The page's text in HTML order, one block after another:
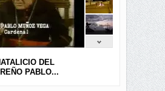
DEL
PABLO...